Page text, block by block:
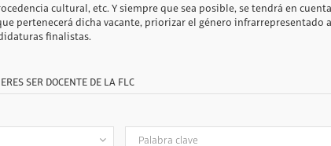
cultural, etc. Y siempre que sea posible, se tendrá en
pertenecerá dicha vacante, priorizar el género infrarrepresentado
finalistas.
SER DOCENTE DE LA FLC